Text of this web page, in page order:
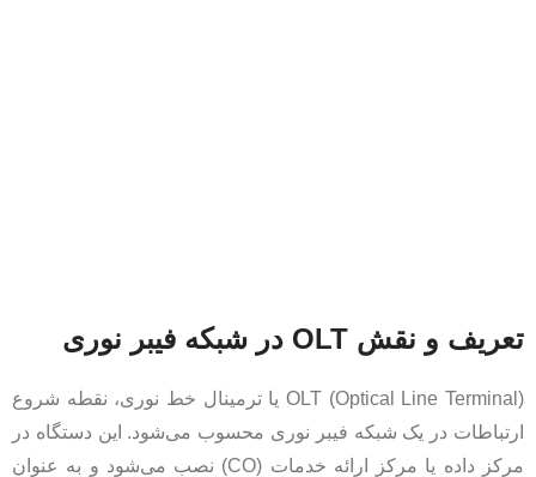
تعریف و نقش OLT در شبکه فیبر نوری
OLT (Optical Line Terminal) یا ترمینال خط نوری، نقطه شروع
ارتباطات در یک شبکه فیبر نوری محسوب می‌شود. این دستگاه در
مرکز داده یا مرکز ارائه خدمات (CO) نصب می‌شود و به عنوان